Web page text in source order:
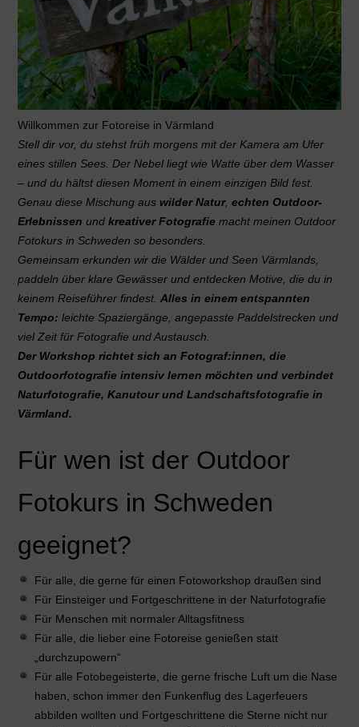
Willkommen zur Fotoreise in Värmland
Stell dir vor, du stehst früh morgens mit der Kamera am Ufer
eines stillen Sees. Der Nebel liegt wie Watte über dem Wasser
– und du hältst diesen Moment in einem einzigen Bild fest.
Genau diese Mischung aus wilder Natur, echten Outdoor-
Erlebnissen und kreativer Fotografiemacht meinen Outdoor
Fotokurs in Schweden so besonders.
Gemeinsam erkunden wir die Wälder und Seen Värmlands,
paddeln über klare Gewässer und entdecken Motive, die du in
keinem Reiseführer findest. Alles in einem entspannten
Tempo: leichte Spaziergänge, angepasste Paddelstrecken und
viel Zeit für Fotografie und Austausch.
Der Workshop richtet sich an Fotograf:innen, die
Outdoorfotografie intensiv lernen möchten und verbindet
Naturfotografie, Kanutour und Landschaftsfotografie in
Värmland.
Für wen ist der Outdoor
Fotokurs in Schweden
geeignet?
Für alle, die gerne für einen Fotoworkshop draußen sind
Für Einsteiger und Fortgeschrittene in der Naturfotografie
Für Menschen mit normaler Alltagsfitness
Für alle, die lieber eine Fotoreise genießen statt
„durchzupowern“
Für alle Fotobegeisterte, die gerne frische Luft um die Nase
haben, schon immer den Funkenflug des Lagerfeuers
abbilden wollten und Fortgeschrittene die Sterne nicht nur